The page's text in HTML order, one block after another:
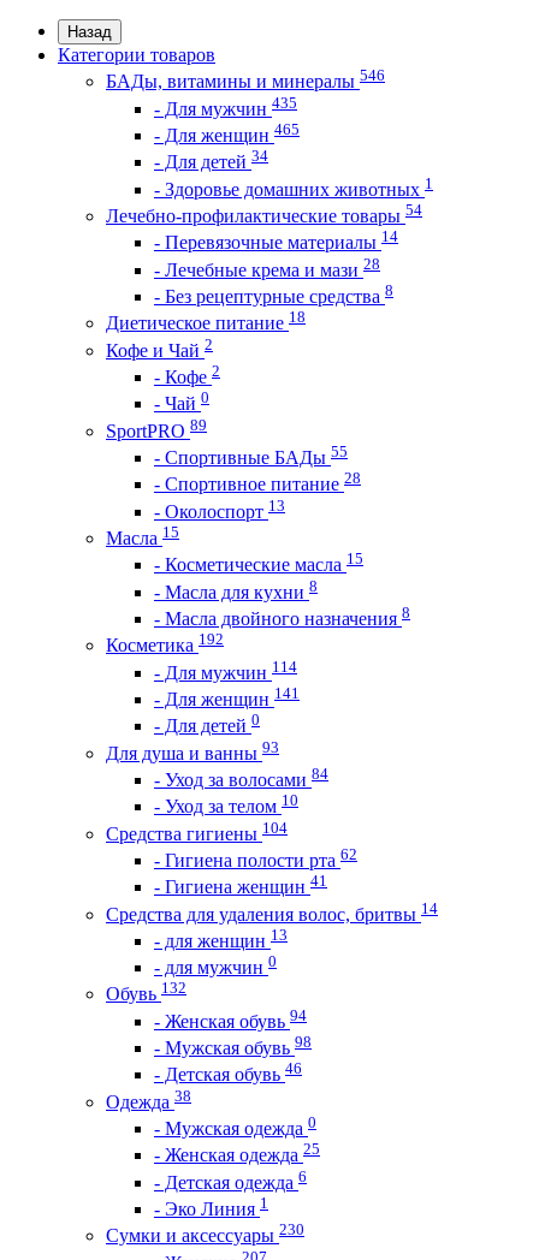
Назад
Категории товаров
БАДы, витамины и минералы 546
- Для мужчин 435
- Для женщин 465
- Для детей 34
- Здоровье домашних животных 1
Лечебно-профилактические товары 54
- Перевязочные материалы 14
- Лечебные крема и мази 28
- Без рецептурные средства 8
Диетическое питание 18
Кофе и Чай 2
- Кофе 2
- Чай 0
SportPRO 89
- Спортивные БАДы 55
- Спортивное питание 28
- Околоспорт 13
Масла 15
- Косметические масла 15
- Масла для кухни 8
- Масла двойного назначения 8
Косметика 192
- Для мужчин 114
- Для женщин 141
- Для детей 0
Для душа и ванны 93
- Уход за волосами 84
- Уход за телом 10
Средства гигиены 104
- Гигиена полости рта 62
- Гигиена женщин 41
Средства для удаления волос, бритвы 14
- для женщин 13
- для мужчин 0
Обувь 132
- Женская обувь 94
- Мужская обувь 98
- Детская обувь 46
Одежда 38
- Мужская одежда 0
- Женская одежда 25
- Детская одежда 6
- Эко Линия 1
Сумки и аксессуары 230
207